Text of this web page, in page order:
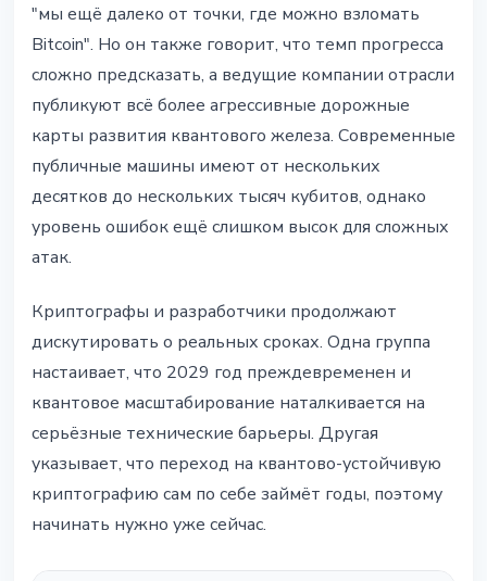
"мы ещё далеко от точки, где можно взломать
Bitcoin". Но он также говорит, что темп прогресса
сложно предсказать, а ведущие компании отрасли
публикуют всё более агрессивные дорожные
карты развития квантового железа. Современные
публичные машины имеют от нескольких
десятков до нескольких тысяч кубитов, однако
уровень ошибок ещё слишком высок для сложных
атак.
Криптографы и разработчики продолжают
дискутировать о реальных сроках. Одна группа
настаивает, что 2029 год преждевременен и
квантовое масштабирование наталкивается на
серьёзные технические барьеры. Другая
указывает, что переход на квантово-устойчивую
криптографию сам по себе займёт годы, поэтому
начинать нужно уже сейчас.